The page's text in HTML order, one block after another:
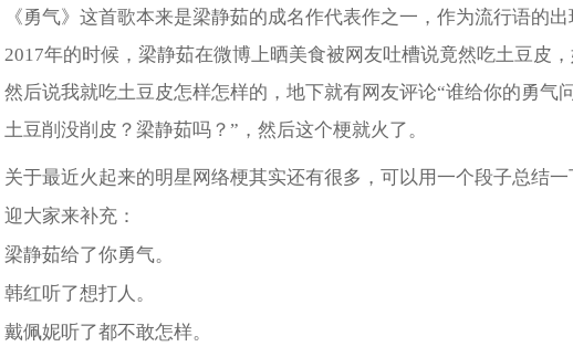
《勇气》这首歌本来是梁静茹的成名作代表作之一，作为流行语的
2017年的时候，梁静茹在微博上晒美食被网友吐槽说竟然吃土豆皮
然后说我就吃土豆皮怎样怎样的，地下就有网友评论“谁给你的勇气
土豆削没削皮？梁静茹吗？”，然后这个梗就火了。
关于最近火起来的明星网络梗其实还有很多，可以用一个段子总结
迎大家来补充：
梁静茹给了你勇气。
韩红听了想打人。
戴佩妮听了都不敢怎样。